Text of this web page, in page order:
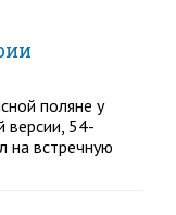
поляне у
версии, 54-
на встречную